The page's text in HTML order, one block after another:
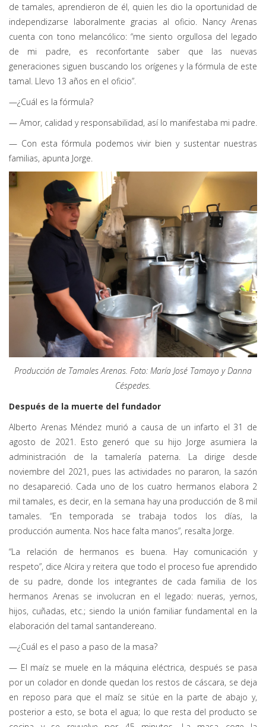
de tamales, aprendieron de él, quien les dio la oportunidad de
independizarse laboralmente gracias al oficio. Nancy Arenas
cuenta con tono melancólico: “me siento orgullosa del legado
de mi padre, es reconfortante saber que las nuevas
generaciones siguen buscando los orígenes y la fórmula de este
tamal. Llevo 13 años en el oficio”.
—¿Cuál es la fórmula?
— Amor, calidad y responsabilidad, así lo manifestaba mi padre.
— Con esta fórmula podemos vivir bien y sustentar nuestras
familias, apunta Jorge.
Producción de Tamales Arenas. Foto: María José Tamayo y Danna
Céspedes.
Después de la muerte del fundador
Alberto Arenas Méndez murió a causa de un infarto el 31 de
agosto de 2021. Esto generó que su hijo Jorge asumiera la
administración de la tamalería paterna. La dirige desde
noviembre del 2021, pues las actividades no pararon, la sazón
no desapareció. Cada uno de los cuatro hermanos elabora 2
mil tamales, es decir, en la semana hay una producción de 8 mil
tamales. “En temporada se trabaja todos los días, la
producción aumenta. Nos hace falta manos”, resalta Jorge.
“La relación de hermanos es buena. Hay comunicación y
respeto”, dice Alcira y reitera que todo el proceso fue aprendido
de su padre, donde los integrantes de cada familia de los
hermanos Arenas se involucran en el legado: nueras, yernos,
hijos, cuñadas, etc.; siendo la unión familiar fundamental en la
elaboración del tamal santandereano.
—¿Cuál es el paso a paso de la masa?
— El maíz se muele en la máquina eléctrica, después se pasa
por un colador en donde quedan los restos de cáscara, se deja
en reposo para que el maíz se sitúe en la parte de abajo y,
posterior a esto, se bota el agua; lo que resta del producto se